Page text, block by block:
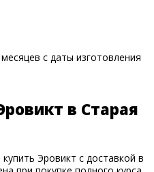
с даты изготовления
в Старая
Эровикт с доставкой в